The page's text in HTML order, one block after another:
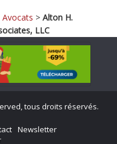
Avocats >Alton H.
LLC
tous droits réservés.
Newsletter